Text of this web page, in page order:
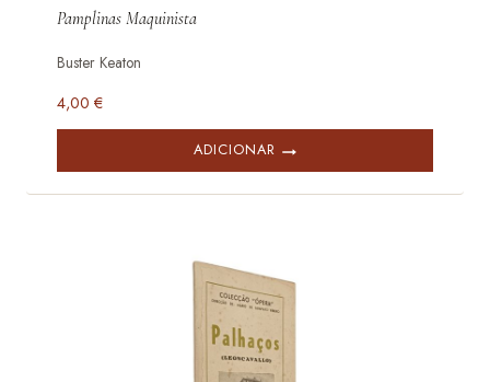
Pamplinas Maquinista
Buster Keaton
4,00 €
ADICIONAR